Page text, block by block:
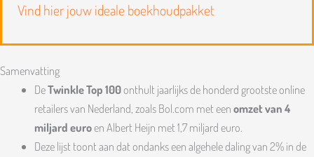
Vind hier jouw ideale boekhoudpakket
Samenvatting
DeTwinkle Top 100onthult jaarlijks de honderd grootste online
retailers van Nederland, zoals Bol.com met eenomzet van 4
miljard euroen Albert Heijn met 1,7 miljard euro.
Deze lijst toont aan dat ondanks een algehele daling van 2% in de